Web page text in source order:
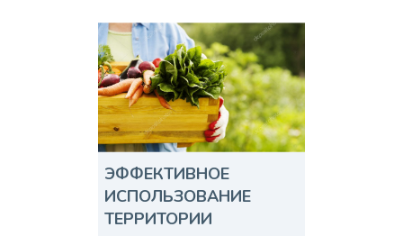
ЭФФЕКТИВНОЕ
ИСПОЛЬЗОВАНИЕ
ТЕРРИТОРИИ